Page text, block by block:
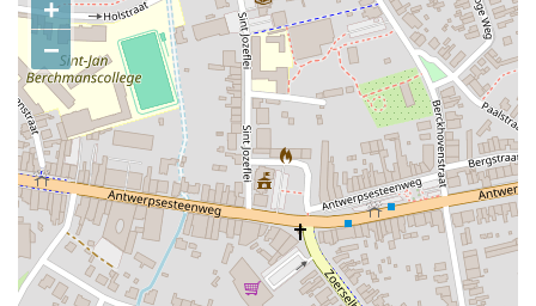
+
−